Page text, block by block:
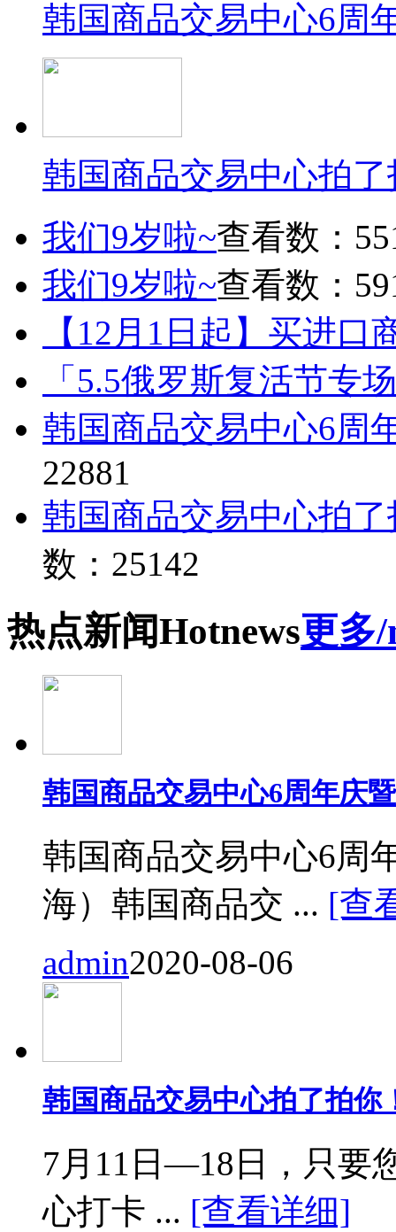
韩国商品交易中心6周
韩国商品交易中心拍
我们9岁啦~查看数：
我们9岁啦~查看数：
【12月1日起】买进口
「5.5俄罗斯复活节专
韩国商品交易中心6周
22881
韩国商品交易中心拍
数：25142
热点新闻Hotnews更多
韩国商品交易中心6周年庆
韩国商品交易中心6周
海）韩国商品交 ... [查
admin2020-08-06
韩国商品交易中心拍了拍你
7月11日—18日，只要
心打卡 ... [查看详细]